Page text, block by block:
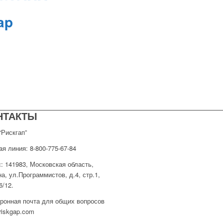
линия: 8-800-775-67-84
141983, Московская область,
ул.Программистов, д.4, стр.1,
12.
почта для общих вопросов